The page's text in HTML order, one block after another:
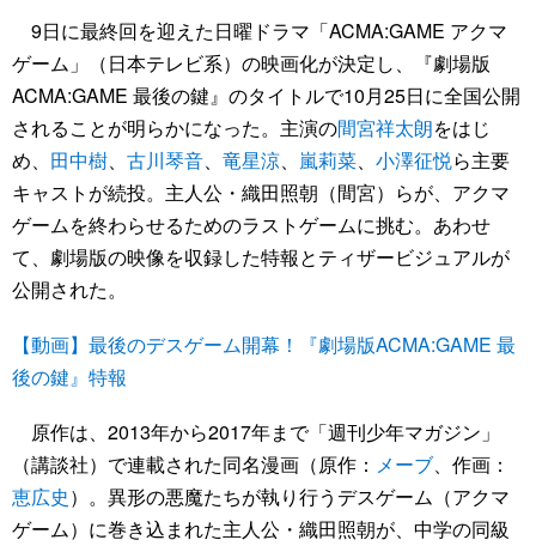
9日に最終回を迎えた日曜ドラマ「ACMA:GAME アクマ
ゲーム」（日本テレビ系）の映画化が決定し、『劇場版
ACMA:GAME 最後の鍵』のタイトルで10月25日に全国公開
されることが明らかになった。主演の間宮祥太朗をはじ
め、 田中樹、 古川琴音、 竜星涼、 嵐莉菜、 小澤征悦ら主要
キャストが続投。主人公・織田照朝（間宮）らが、アクマ
ゲームを終わらせるためのラストゲームに挑む。あわせ
て、劇場版の映像を収録した特報とティザービジュアルが
公開された。
【動画】最後のデスゲーム開幕！『劇場版ACMA:GAME 最
後の鍵』特報
原作は、2013年から2017年まで「週刊少年マガジン」
（講談社）で連載された同名漫画（原作： メーブ、作画：
恵広史）。異形の悪魔たちが執り行うデスゲーム（アクマ
ゲーム）に巻き込まれた主人公・織田照朝が、中学の同級